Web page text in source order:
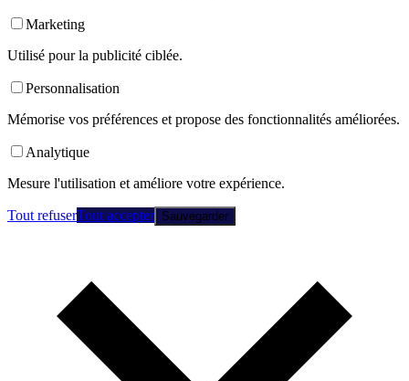
Marketing
Utilisé pour la publicité ciblée.
Personnalisation
Mémorise vos préférences et propose des fonctionnalités améliorées.
Analytique
Mesure l'utilisation et améliore votre expérience.
Tout refuserTout accepter